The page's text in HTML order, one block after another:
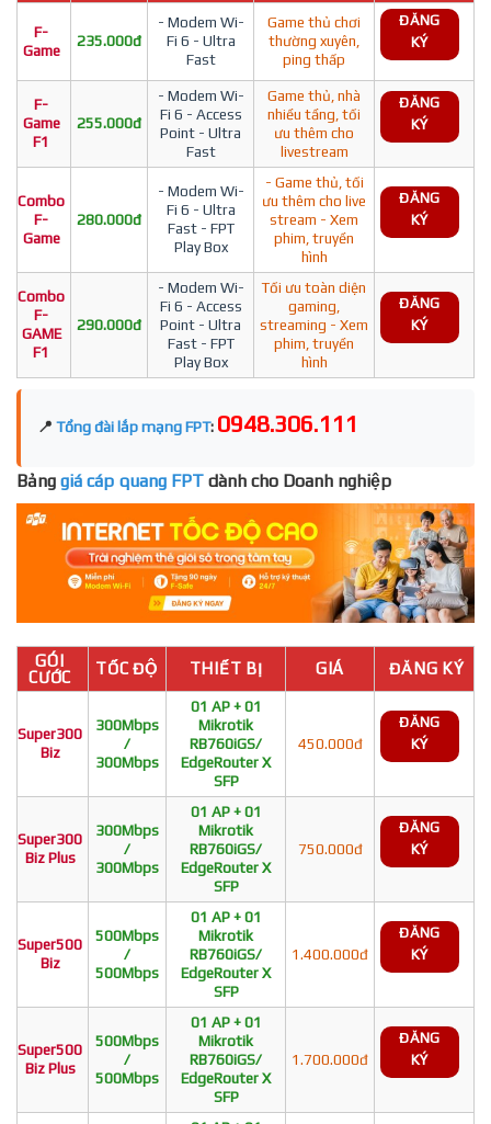
F-
Game
235.000đ
- Modem Wi-
Fi 6 - Ultra
Fast
Game thủ chơi
thường xuyên,
ping thấp
ĐĂNG
KÝ
F-
Game
F1
255.000đ
- Modem Wi-
Fi 6 - Access
Point - Ultra
Fast
Game thủ, nhà
nhiều tầng, tối
ưu thêm cho
livestream
ĐĂNG
KÝ
Combo
F-
Game
280.000đ
- Modem Wi-
Fi 6 - Ultra
Fast - FPT
Play Box
- Game thủ, tối
ưu thêm cho live
stream - Xem
phim, truyền
hình
ĐĂNG
KÝ
Combo
F-
GAME
F1
290.000đ
- Modem Wi-
Fi 6 - Access
Point - Ultra
Fast - FPT
Play Box
Tối ưu toàn diện
gaming,
streaming - Xem
phim, truyền
hình
ĐĂNG
KÝ
📍 Tổng đài lắp mạng FPT: 0948.306.111
Bảng giá cáp quang FPT dành cho Doanh nghiệp
GÓI
CƯỚC
TỐC ĐỘ THIẾT BỊ GIÁ ĐĂNG KÝ
Super300
Biz
300Mbps
/
300Mbps
01 AP + 01
Mikrotik
RB760iGS/
EdgeRouter X
SFP
450.000đ
ĐĂNG
KÝ
Super300
Biz Plus
300Mbps
/
300Mbps
01 AP + 01
Mikrotik
RB760iGS/
EdgeRouter X
SFP
750.000đ
ĐĂNG
KÝ
Super500
Biz
500Mbps
/
500Mbps
01 AP + 01
Mikrotik
RB760iGS/
EdgeRouter X
SFP
1.400.000đ
ĐĂNG
KÝ
Super500
Biz Plus
500Mbps
/
500Mbps
01 AP + 01
Mikrotik
RB760iGS/
EdgeRouter X
SFP
1.700.000đ
ĐĂNG
KÝ